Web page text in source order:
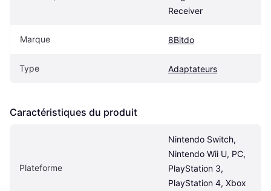
Receiver
Marque 8Bitdo
Type Adaptateurs
Caractéristiques du produit
Plateforme
Nintendo Switch,
Nintendo Wii U, PC,
PlayStation 3,
PlayStation 4, Xbox